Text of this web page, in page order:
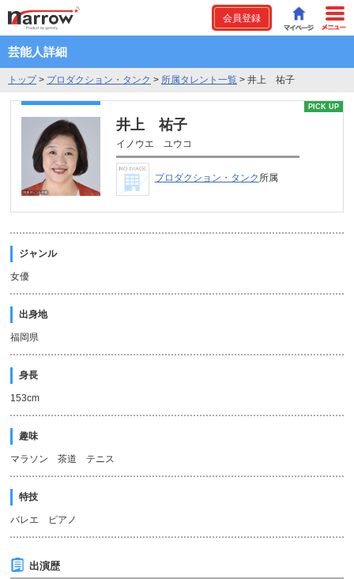
会員登録
芸能人詳細
トップ> プロダクション・タンク > 所属タレント一覧 > 井上 祐子
PICK UP
井上 祐子
イノウエ ユウコ
プロダクション・タンク 所属
ジャンル
女優
出身地
福岡県
身長
153cm
趣味
マラソン 茶道 テニス
特技
バレエ ピアノ
出演歴